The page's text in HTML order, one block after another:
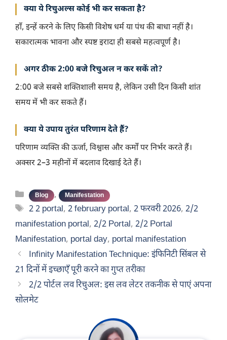
क्या ये रिचुअल्स कोई भी कर सकता है?
हाँ, इन्हें करने के लिए किसी विशेष धर्म या पंथ की बाधा नहीं है।
सकारात्मक भावना और स्पष्ट इरादा ही सबसे महत्वपूर्ण है।
अगर ठीक 2:00 बजे रिचुअल न कर सकें तो?
2:00 बजे सबसे शक्तिशाली समय है, लेकिन उसी दिन किसी शांत
समय में भी कर सकते हैं।
क्या ये उपाय तुरंत परिणाम देते हैं?
परिणाम व्यक्ति की ऊर्जा, विश्वास और कर्मों पर निर्भर करते हैं।
अक्सर 2–3 महीनों में बदलाव दिखाई देते हैं।
Categories
Blog , Manifestation
Tags
2 2 portal,2 february portal,2 फरवरी 2026,2/2
manifestation portal, 2/2 Portal, 2/2 Portal
Manifestation, portal day, portal manifestation
Infinity Manifestation Technique: इंफिनिटी सिंबल से
21 दिनों में इच्छाएँ पूरी करने का गुप्त तरीका
2/2 पोर्टल लव रिचुअल: इस लव लेटर तकनीक से पाएं अपना
सोलमेट